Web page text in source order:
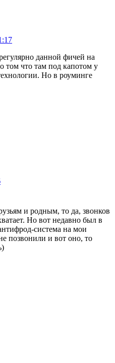
данной фичей на
том что там под капотом у
Но в роуминге
и родным, то да, звонков
Но вот недавно был в
система на мои
позвонили и вот оно, то